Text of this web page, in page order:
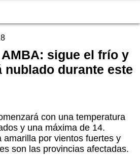
sigue el frío y
nublado durante este
con una temperatura
y una máxima de 14.
amarilla por vientos fuertes y
son las provincias afectadas.